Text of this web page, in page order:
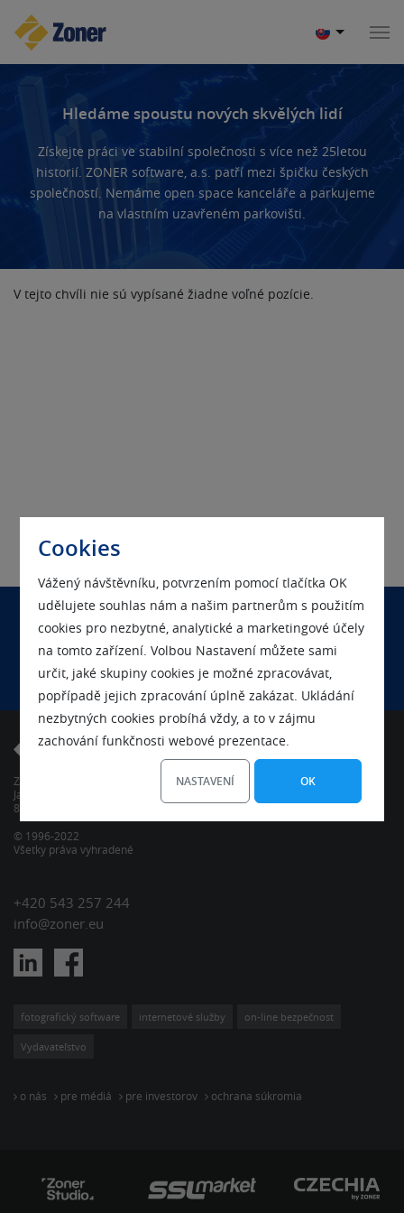
Cookies
Vážený návštěvníku, potvrzením pomocí tlačítka OK
udělujete souhlas nám a našim partnerům s použitím
cookies pro nezbytné, analytické a marketingové účely
na tomto zařízení. Volbou Nastavení můžete sami
určit, jaké skupiny cookies je možné zpracovávat,
popřípadě jejich zpracování úplně zakázat. Ukládání
nezbytných cookies probíhá vždy, a to v zájmu
zachování funkčnosti webové prezentace.
NASTAVENÍ OK
Hledáme spoustu nových skvělých lidí
Získejte práci ve stabilní společnosti s více než 25letou
historií. ZONER software, a.s. patří mezi špičku českých
společností. Nemáme open space kanceláře a parkujeme
na vlastním uzavřeném parkovišti.
V tejto chvíli nie sú vypísané žiadne voľné pozície.
Chcete sa nás na niečo spýtať?
Kontaktujte nás
ZONER, s.r.o.
Jaskový rad 5
831 01 Bratislava
© 1996-2022
Všetky práva vyhradené
+420 543 257 244
info@zoner.eu
fotografický software internetové služby on-line bezpečnost
Vydavateľstvo
o nás pre médiá pre investorov ochrana súkromia